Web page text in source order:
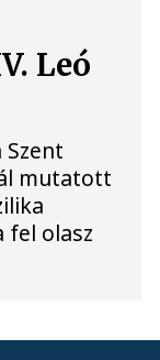
Leó
mutatott
fel olasz